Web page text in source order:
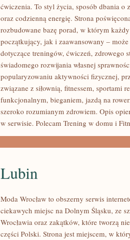
ćwiczenia. To styl życia, sposób dbania o
oraz codzienną energię. Strona
rozbudowane bazę porad, w którym
początkujący, jak i zaawansowany –
dotyczące treningów, ćwiczeń, zdrowego
świadomego rozwijania własnej
popularyzowaniu aktywności fizycznej,
związane z siłownią, fitnessem, sportami
funkcjonalnym, bieganiem, jazdą na
szeroko rozumianym zdrowiem. Opis
w serwisie. Polecam Trening w domu i
Lubin
Moda Wrocław to obszerny serwis
ciekawych miejsc na Dolnym Śląsku, ze
Wrocławia oraz zakątków, które tworzą
części Polski. Strona jest miejscem, w